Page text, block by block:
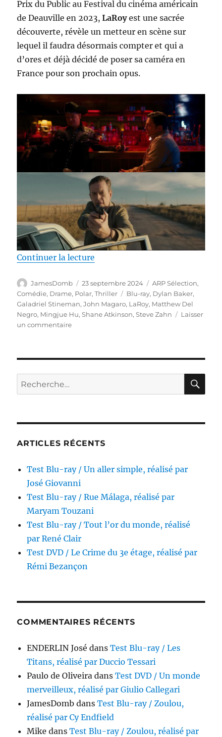
Prix du Public au Festival du cinéma américain
de Deauville en 2023,LaRoyest une sacrée
découverte, révèle un metteur en scène sur
lequel il faudra désormais compter et qui a
d’ores et déjà décidé de poser sa caméra en
France pour son prochain opus.
Continuer la lecture
Auteur
JamesDomb
Publié
le
23 septembre 2024 Catégories
ARP Sélection,
Comédie, Drame, Polar,Thriller Étiquettes
Blu-ray, Dylan Baker,
Galadriel Stineman,John Magaro, LaRoy, Matthew Del
Negro, Mingjue Hu,Shane Atkinson,Steve Zahn
Laisser
un commentairesur
LaRoy,
par
Recherche
pour :
ARTICLES RÉCENTS
Test Blu-ray / Un aller simple, réalisé par
José Giovanni
Test Blu-ray / Rue Málaga, réalisé par
Maryam Touzani
Test Blu-ray / Tout l’or du monde, réalisé
par René Clair
Test DVD / Le Crime du 3e étage, réalisé par
Rémi Bezançon
COMMENTAIRES RÉCENTS
ENDERLIN José dansTest Blu-ray / Les
Titans, réalisé par Duccio Tessari
Paulo de Oliveira dansTest DVD / Un monde
merveilleux, réalisé par Giulio Callegari
JamesDomb dansTest Blu-ray / Zoulou,
réalisé par Cy Endfield
Mike dansTest Blu-ray / Zoulou, réalisé par